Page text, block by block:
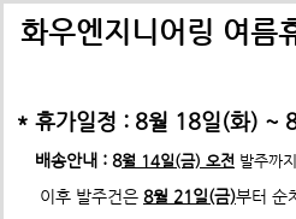
배송비관련
*택배사 요청에 따라 선불,착불
-수정전 : 주문시 배송비
택배배송관련 공지사
*프로파일 절단길이 2700mm이
* 프로파일 절단길이 2700mm 이
화우엔지니어링 여름
* 휴가일정 : 8월 18일(화) ~
배송안내 : 8월 14일(금) 오전 발주까
이후 발주건은 8월 21일(금)부터 순